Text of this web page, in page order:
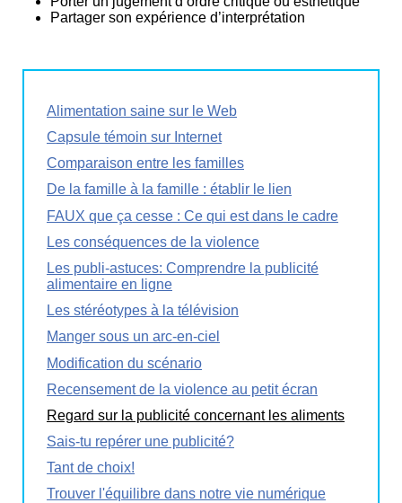
Partager son expérience d’interprétation
Alimentation saine sur le Web
Capsule témoin sur Internet
Comparaison entre les familles
De la famille à la famille : établir le lien
FAUX que ça cesse : Ce qui est dans le cadre
Les conséquences de la violence
Les publi-astuces: Comprendre la publicité
alimentaire en ligne
Les stéréotypes à la télévision
Manger sous un arc-en-ciel
Modification du scénario
Recensement de la violence au petit écran
Regard sur la publicité concernant les aliments
Sais-tu repérer une publicité?
Tant de choix!
Trouver l'équilibre dans notre vie numérique